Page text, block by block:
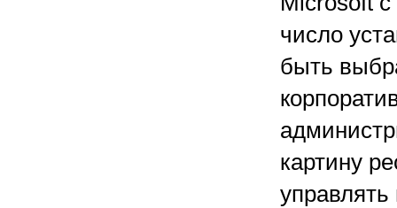
число
быть
картину